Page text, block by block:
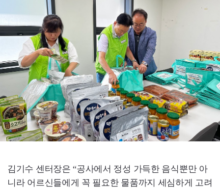
김기수 센터장은 “공사에서 정성 가득한 음식뿐만 아
니라 어르신들에게 꼭 필요한 물품까지 세심하게 고려